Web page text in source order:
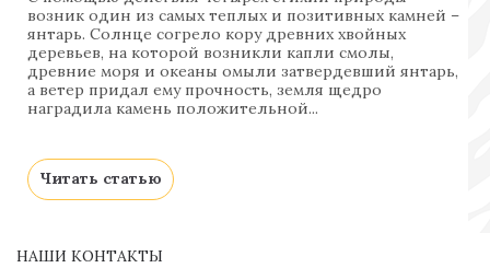
они предназначаются. На нашем сайте
специализирующимся изделиями ручной
работы вы найдете множество
всевозможных девайсов, стильных
предметов интерьера, кухонной утвари,
принадлежностей, приколов,
эмоциональных штучек и многого другого.
Если же вы сомневаетесь, чему отдать
товаров, обратитесь в наш интернет
возник один из самых теплых и позитивных камней –
янтарь. Солнце согрело кору древних хвойных
деревьев, на которой возникли капли смолы,
древние моря и океаны омыли затвердевший янтарь,
а ветер придал ему прочность, земля щедро
наградила камень положительной...
Читать статью
НАШИ КОНТАКТЫ